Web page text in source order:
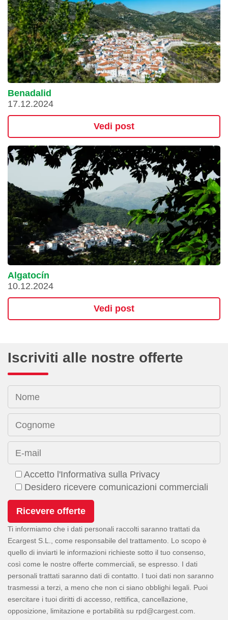
Benadalid
17.12.2024
Vedi post
Algatocín
10.12.2024
Vedi post
Iscriviti alle nostre offerte
Nome
Cognome
E-mail
Accetto l'Informativa sulla Privacy
Desidero ricevere comunicazioni commerciali
Ti informiamo che i dati personali raccolti saranno trattati da
Ecargest S.L., come responsabile del trattamento. Lo scopo è
quello di inviarti le informazioni richieste sotto il tuo consenso,
così come le nostre offerte commerciali, se espresso. I dati
personali trattati saranno dati di contatto. I tuoi dati non saranno
trasmessi a terzi, a meno che non ci siano obblighi legali. Puoi
esercitare i tuoi diritti di accesso, rettifica, cancellazione,
opposizione, limitazione e portabilità su